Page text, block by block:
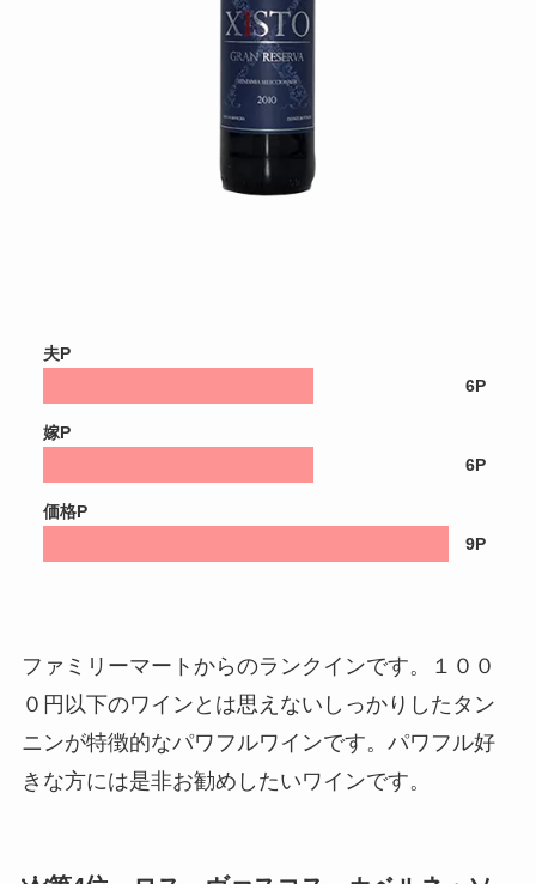
夫P
6P
嫁P
6P
価格P
9P
ファミリーマートからのランクインです。１００
０円以下のワインとは思えないしっかりしたタン
ニンが特徴的なパワフルワインです。パワフル好
きな方には是非お勧めしたいワインです。